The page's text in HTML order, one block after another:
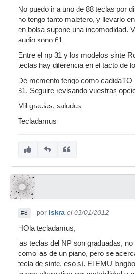
No puedo ir a uno de 88 teclas por
no tengo tanto maletero, y llevarlo
en bolsa supone una incomodidad.
audio sono 61.
Entre el np 31 y los modelos sinte
teclas hay diferencia en el tacto de
De momento tengo como cadidaTO
31. Seguire revisando vuestras
Mil gracias, saludos
Tecladamus
#8 por Iskra el 03/01/2012
HOla tecladamus,
las teclas del NP son graduadas,
como las de un piano, pero se
tecla de sinte, eso sí. El EMU